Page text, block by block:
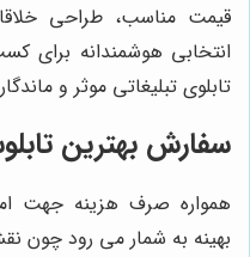
قیمت مناسب، طراحی
انتخابی هوشمندانه برای
تابلوی تبلیغاتی موثر و
سفارش بهترین
همواره صرف هزینه جهت
بهینه به شمار می رود چون